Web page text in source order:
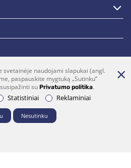
svetainėje naudojami slapukai (angl.
paspauskite mygtuką „Sutinku“
su Privatumo politika.
Statistiniai Reklaminiai
Nesutinku